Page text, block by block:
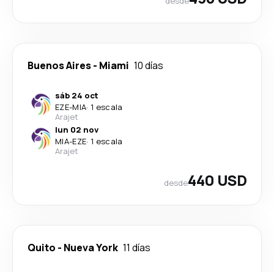
Buenos Aires- Miami 10 días
sáb 24 oct
EZE-MIA· 1 escala
Arajet
lun 02 nov
MIA-EZE· 1 escala
Arajet
desde440 USD
Quito - Nueva York 11 días